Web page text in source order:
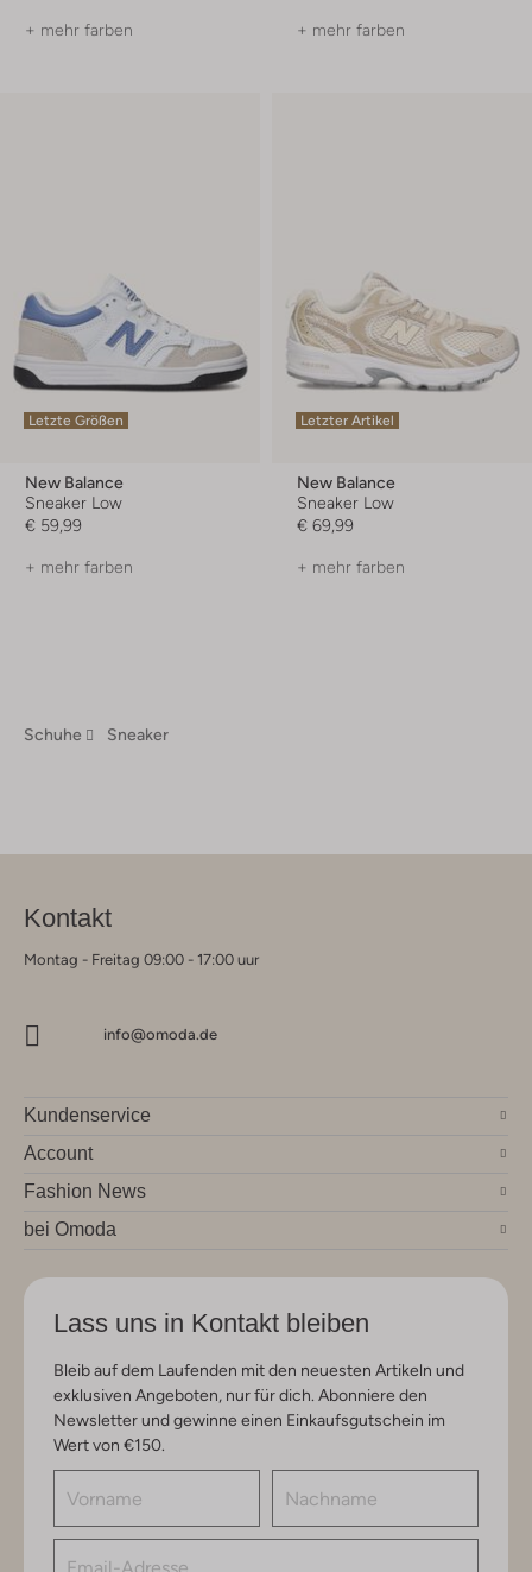
+ mehr farben + mehr farben
Letzte Größen
New Balance
Sneaker Low
€ 59,99
+ mehr farben
Letzter Artikel
New Balance
Sneaker Low
€ 69,99
+ mehr farben
Schuhe Sneaker
Kontakt
Montag - Freitag 09:00 - 17:00 uur
info@omoda.de
Kundenservice
Account
Fashion News
bei Omoda
Lass uns in Kontakt bleiben
Bleib auf dem Laufenden mit den neuesten Artikeln und
exklusiven Angeboten, nur für dich. Abonniere den
Newsletter und gewinne einen Einkaufsgutschein im
Wert von €150.